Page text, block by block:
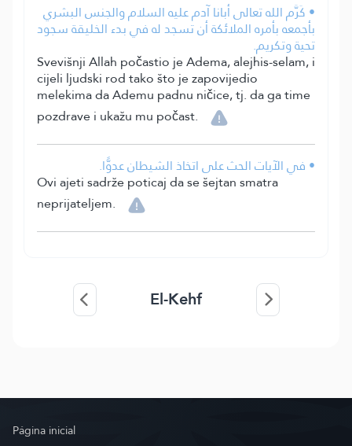
• كَرَّم الله تعالى أبانا آدم عليه السلام والجنس البشري
بأجمعه بأمره الملائكة أن تسجد له في بدء الخليقة سجود
تحية وتكريم.
Svevišnji Allah počastio je Adema, alejhis-selam, i
cijeli ljudski rod tako što je zapovijedio
melekima da Ademu padnu ničice, tj. da ga time
pozdrave i ukažu mu počast.
• في الآيات الحث على اتخاذ الشيطان عدوًّا.
Ovi ajeti sadrže poticaj da se šejtan smatra
neprijateljem.
El-Kehf
Página inicial